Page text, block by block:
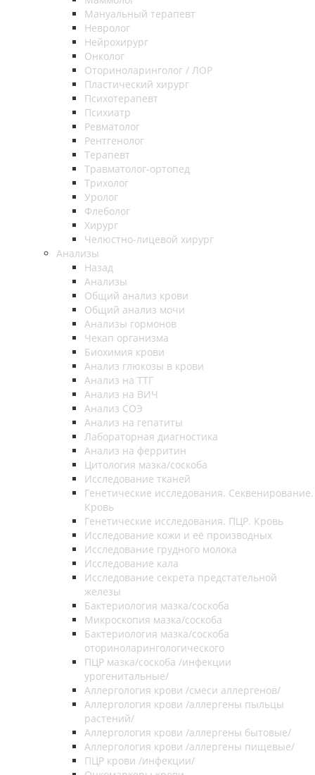
Мануальный терапевт
Невролог
Нейрохирург
Онколог
Оториноларинголог / ЛОР
Пластический хирург
Психотерапевт
Психиатр
Ревматолог
Рентгенолог
Терапевт
Травматолог-ортопед
Трихолог
Уролог
Флеболог
Хирург
Челюстно-лицевой хирург
Анализы
Назад
Анализы
Общий анализ крови
Общий анализ мочи
Анализы гормонов
Чекап организма
Биохимия крови
Анализ глюкозы в крови
Анализ на ТТГ
Анализ на ВИЧ
Анализ СОЭ
Анализ на гепатиты
Лабораторная диагностика
Анализ на ферритин
Цитология мазка/соскоба
Исследование тканей
Генетические исследования. Секвенирование.
Кровь
Генетические исследования. ПЦР. Кровь
Исследование кожи и её производных
Исследование грудного молока
Исследование кала
Исследование секрета предстательной
железы
Бактериология мазка/соскоба
Микроскопия мазка/соскоба
Бактериология мазка/соскоба
оториноларингологического
ПЦР мазка/соскоба /инфекции
урогенитальные/
Аллергология крови /смеси аллергенов/
Аллергология крови /аллергены пыльцы
растений/
Аллергология крови /аллергены бытовые/
Аллергология крови /аллергены пищевые/
ПЦР крови /инфекции/